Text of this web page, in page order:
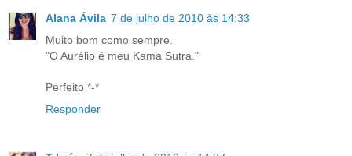
Alana Ávila 7 de julho de 2010 às 14:33
Muito bom como sempre.
"O Aurélio é meu Kama Sutra."
Perfeito *-*
Responder